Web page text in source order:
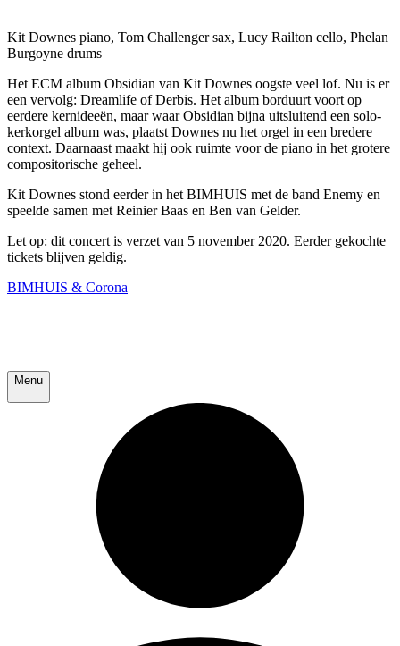
Kit Downes piano, Tom Challenger sax, Lucy Railton cello, Phelan
Burgoyne drums
Het ECM album Obsidian van Kit Downes oogste veel lof. Nu is er
een vervolg: Dreamlife of Derbis. Het album borduurt voort op
eerdere kernideeën, maar waar Obsidian bijna uitsluitend een solo-
kerkorgel album was, plaatst Downes nu het orgel in een bredere
context. Daarnaast maakt hij ook ruimte voor de piano in het grotere
compositorische geheel.
Kit Downes stond eerder in het BIMHUIS met de band Enemy en
speelde samen met Reinier Baas en Ben van Gelder.
Let op: dit concert is verzet van 5 november 2020. Eerder gekochte
tickets blijven geldig.
BIMHUIS & Corona
Menu